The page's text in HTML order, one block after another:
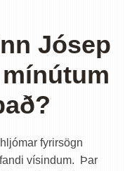
Jósep
fyrirsögn
vísindum. Þar